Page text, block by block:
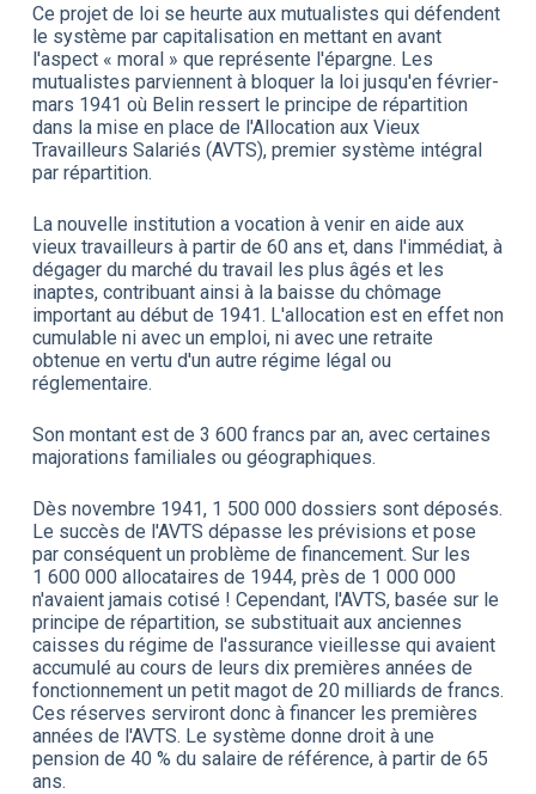
Ce projet de loi se heurte aux mutualistes qui défendent
le système par capitalisation en mettant en avant
l'aspect « moral » que représente l'épargne. Les
mutualistes parviennent à bloquer la loi jusqu'en février-
mars 1941 où Belin ressert le principe de répartition
dans la mise en place de l'Allocation aux Vieux
Travailleurs Salariés (AVTS), premier système intégral
par répartition.
La nouvelle institution a vocation à venir en aide aux
vieux travailleurs à partir de 60 ans et, dans l'immédiat, à
dégager du marché du travail les plus âgés et les
inaptes, contribuant ainsi à la baisse du chômage
important au début de 1941. L'allocation est en effet non
cumulable ni avec un emploi, ni avec une retraite
obtenue en vertu d'un autre régime légal ou
réglementaire.
Son montant est de 3 600 francs par an, avec certaines
majorations familiales ou géographiques.
Dès novembre 1941, 1 500 000 dossiers sont déposés.
Le succès de l'AVTS dépasse les prévisions et pose
par conséquent un problème de financement. Sur les
1 600 000 allocataires de 1944, près de 1 000 000
n'avaient jamais cotisé ! Cependant, l'AVTS, basée sur le
principe de répartition, se substituait aux anciennes
caisses du régime de l'assurance vieillesse qui avaient
accumulé au cours de leurs dix premières années de
fonctionnement un petit magot de 20 milliards de francs.
Ces réserves serviront donc à financer les premières
années de l'AVTS. Le système donne droit à une
pension de 40 % du salaire de référence, à partir de 65
ans.